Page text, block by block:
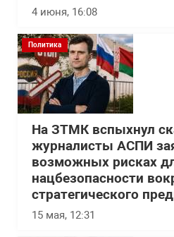
4 июня, 16:08
Политика
На ЗТМК вспыхнул
журналисты АСПИ
возможных рисках
нацбезопасности
стратегического
15 мая, 12:31